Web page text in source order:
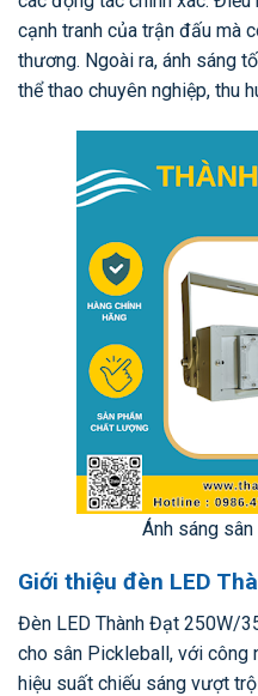
cạnh tranh của trận đấu mà
thương. Ngoài ra, ánh sáng
thể thao chuyên nghiệp, thu
Ánh sáng
Giới thiệu đèn LED
Đèn LED Thành Đạt 250W/
cho sân Pickleball, với công
hiệu suất chiếu sáng vượt